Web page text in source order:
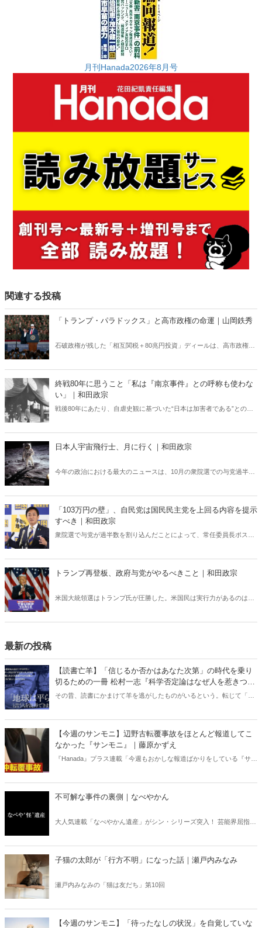
月刊Hanada2026年8月号
関連する投稿
「トランプ・パラドックス」と高市政権の命運｜山岡鉄秀
石破政権が残した「相互関税＋80兆円投資」ディールは、高市政権に
っている。
終戦80年に思うこと「私は『南京事件』との呼称も使わな
い」｜和田政宗
戦後80年にあたり、自虐史観に基づいた“日本は加害者である”との番
う。しかし、南京戦において日本軍は意図的に住民を殺害したとの記
述は公文書に存在しない――。
日本人宇宙飛行士、月に行く｜和田政宗
今年の政治における最大のニュースは、10月の衆院選での与党過半数
第4位に落ちたことから、経済面においても日本の将来に悲観的な観
測をお持ちの方がいらっしゃると思う。「先行きは暗い」とおっしゃ
る方も多くいる。一方で、今年決定したことの中では、将来の日本に
とても希望が持てるものが含まれている――。
「103万円の壁」、自民党は国民民主党を上回る内容を提示
すべき｜和田政宗
衆院選で与党が過半数を割り込んだことによって、常任委員長ポスト
なのか。（写真提供／産経新聞社）
トランプ再登板、政府与党がやるべきこと｜和田政宗
米国大統領選はトランプ氏が圧勝した。米国民は実行力があるのはト
最新の投稿
【読書亡羊】「信じるか否かはあなた次第」の時代を乗り
切るための一冊 松村一志『科学否定論はなぜ人を惹きつけ
るのか』（ちくま新書）｜梶原麻衣子
その昔、読書にかまけて羊を逃がしたものがいるという。転じて「読
ある。元月刊『Hanada』編集部員のライター・梶原がお送りする時事
書評！
【今週のサンモニ】辺野古転覆事故をほとんど報道してこ
なかった『サンモニ』｜藤原かずえ
『Hanada』プラス連載「今週もおかしな報道ばかりをしている『サン
不可解な事件の裏側｜なべやかん
大人気連載「なべやかん遺産」がシン・シリーズ突入！ 芸能界屈指の
信じるか信じないかは、あなた次第！ 芸能ニュース
子猫の太郎が「行方不明」になった話｜瀬戸内みなみ
瀬戸内みなみの「猫は友だち」第10回
【今週のサンモニ】「待ったなしの状況」を自覚していな